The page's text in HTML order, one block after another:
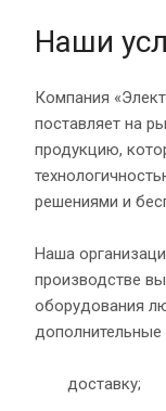
Наши
Компания
поставляет на
продукцию,
решениями и
Наша
производстве
оборудования
дополнительные
доставку;